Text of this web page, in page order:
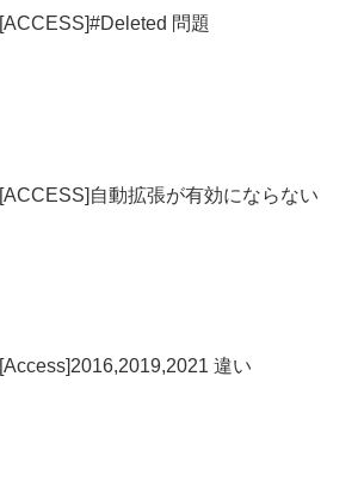
[ACCESS]#Deleted 問題
[ACCESS]自動拡張が有効にならない
[Access]2016,2019,2021 違い